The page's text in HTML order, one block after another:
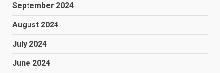
September 2024
August 2024
July 2024
June 2024